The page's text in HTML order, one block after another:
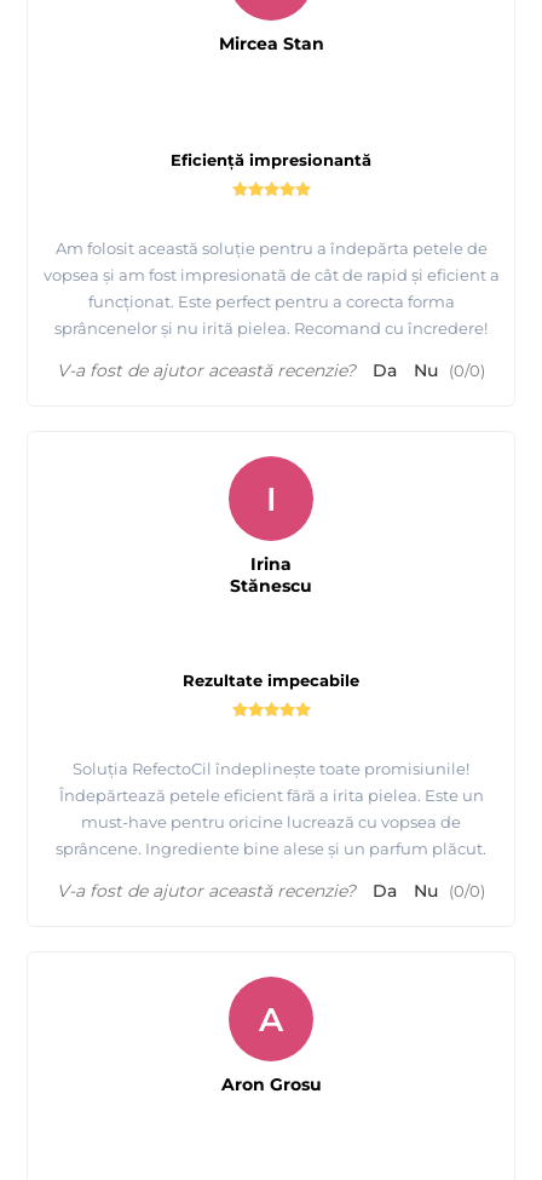
Eficiență impresionantă
Am folosit această soluție pentru a îndepărta petele de
vopsea și am fost impresionată de cât de rapid și eficient a
funcționat. Este perfect pentru a corecta forma
sprâncenelor și nu irită pielea. Recomand cu încredere!
Mircea Stan
V-a fost de ajutor această recenzie? Da Nu (0/0)
Rezultate impecabile
Soluția RefectoCil îndeplinește toate promisiunile!
Îndepărtează petele eficient fără a irita pielea. Este un
must-have pentru oricine lucrează cu vopsea de
sprâncene. Ingrediente bine alese și un parfum plăcut.
I
Irina
Stănescu
V-a fost de ajutor această recenzie? Da Nu (0/0)
A
Aron Grosu